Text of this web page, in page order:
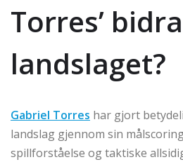
Torres’
landslaget?
Gabriel Torres har gjort
landslag gjennom sin
spillforståelse og taktiske